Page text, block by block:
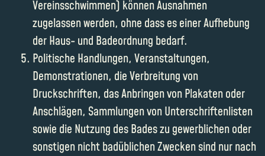
Vereinsschwimmen) können Ausnahmen
zugelassen werden, ohne dass es einer Aufhebung
der Haus- und Badeordnung bedarf.
Politische Handlungen, Veranstaltungen,
Demonstrationen, die Verbreitung von
Druckschriften, das Anbringen von Plakaten oder
Anschlägen, Sammlungen von Unterschriftenlisten
sowie die Nutzung des Bades zu gewerblichen oder
sonstigen nicht badüblichen Zwecken sind nur nach